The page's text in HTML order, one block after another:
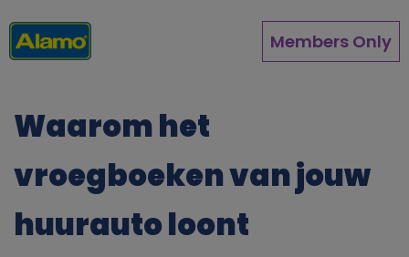
en
naar
Members Only
Waarom het
vroegboeken van jouw
huurauto loont